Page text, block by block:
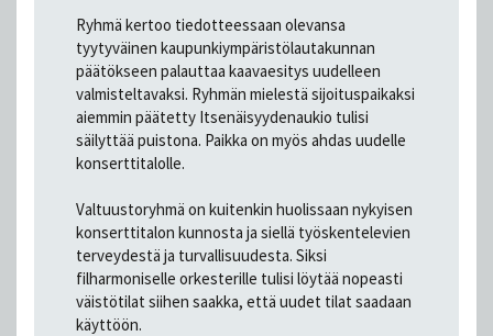
Ryhmä kertoo tiedotteessaan olevansa
tyytyväinen kaupunkiympäristölautakunnan
päätökseen palauttaa kaavaesitys uudelleen
valmisteltavaksi. Ryhmän mielestä sijoituspaikaksi
aiemmin päätetty Itsenäisyydenaukio tulisi
säilyttää puistona. Paikka on myös ahdas uudelle
konserttitalolle.
Valtuustoryhmä on kuitenkin huolissaan nykyisen
konserttitalon kunnosta ja siellä työskentelevien
terveydestä ja turvallisuudesta. Siksi
filharmoniselle orkesterille tulisi löytää nopeasti
väistötilat siihen saakka, että uudet tilat saadaan
käyttöön.